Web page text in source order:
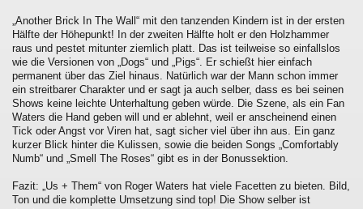
„Another Brick In The Wall“ mit den tanzenden Kindern ist in der ersten
Hälfte der Höhepunkt! In der zweiten Hälfte holt er den Holzhammer
raus und pestet mitunter ziemlich platt. Das ist teilweise so einfallslos
wie die Versionen von „Dogs“ und „Pigs“. Er schießt hier einfach
permanent über das Ziel hinaus. Natürlich war der Mann schon immer
ein streitbarer Charakter und er sagt ja auch selber, dass es bei seinen
Shows keine leichte Unterhaltung geben würde. Die Szene, als ein Fan
Waters die Hand geben will und er ablehnt, weil er anscheinend einen
Tick oder Angst vor Viren hat, sagt sicher viel über ihn aus. Ein ganz
kurzer Blick hinter die Kulissen, sowie die beiden Songs „Comfortably
Numb“ und „Smell The Roses“ gibt es in der Bonussektion.
Fazit: „Us + Them“ von Roger Waters hat viele Facetten zu bieten. Bild,
Ton und die komplette Umsetzung sind top! Die Show selber ist